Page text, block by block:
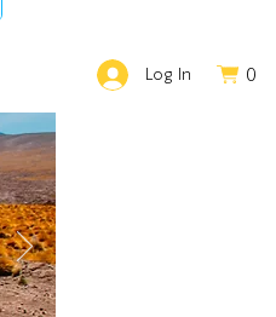
Log In 0